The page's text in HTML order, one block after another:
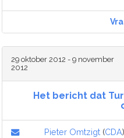
29 oktober 2012 - 9 november
2012
Het bericht dat
Pieter Omtzigt (CDA)